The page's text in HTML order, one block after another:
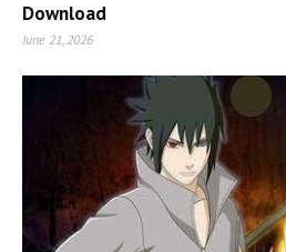
Download
June 21, 2026